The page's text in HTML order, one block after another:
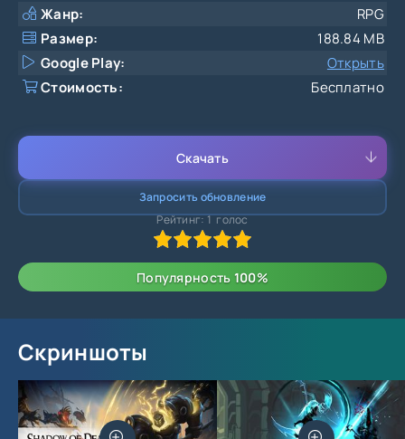
Жанр:
RPG
Размер:
188.84 MB
Google Play:
Открыть
Стоимость:
Бесплатно
Скачать
Запросить обновление
3 4 5
Рейтинг:1 голос
Популярность 100%
Скриншоты